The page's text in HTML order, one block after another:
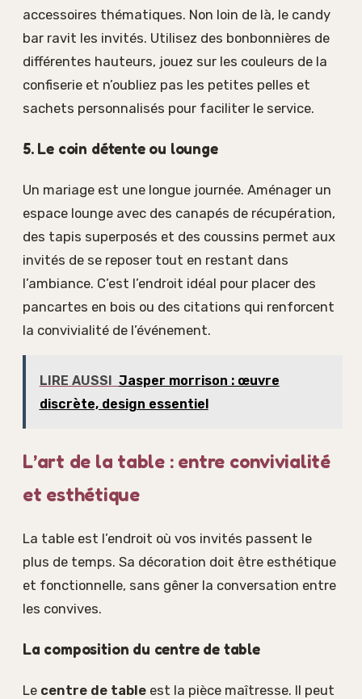
accessoires thématiques. Non loin de là, le candy
bar ravit les invités. Utilisez des bonbonnières de
différentes hauteurs, jouez sur les couleurs de la
confiserie et n’oubliez pas les petites pelles et
sachets personnalisés pour faciliter le service.
5. Le coin détente ou lounge
Un mariage est une longue journée. Aménager un
espace lounge avec des canapés de récupération,
des tapis superposés et des coussins permet aux
invités de se reposer tout en restant dans
l’ambiance. C’est l’endroit idéal pour placer des
pancartes en bois ou des citations qui renforcent
la convivialité de l’événement.
LIRE AUSSI Jasper morrison : œuvre
discrète, design essentiel
L’art de la table : entre convivialité
et esthétique
La table est l’endroit où vos invités passent le
plus de temps. Sa décoration doit être esthétique
et fonctionnelle, sans gêner la conversation entre
les convives.
La composition du centre de table
Le centre de table est la pièce maîtresse. Il peut